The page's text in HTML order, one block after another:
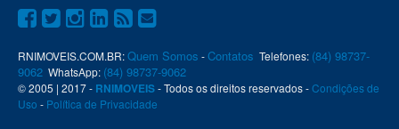
RNIMOVEIS.COM.BR:Quem Somos -Contatos Telefones: (84) 98737-
9062 WhatsApp: (84) 98737-9062
© 2005 | 2017 - RNIMOVEIS- Todos os direitos reservados -Condições de
Uso - Política de Privacidade